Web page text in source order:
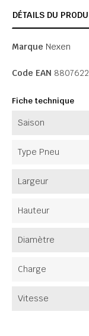
DÉTAILS DU
Marque Nexen
Code EAN
Fiche technique
Saison
Type Pneu
Largeur
Hauteur
Diamètre
Charge
Vitesse